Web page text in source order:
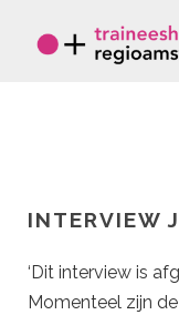
INTERVIEW
‘Dit interview is
Momenteel zijn